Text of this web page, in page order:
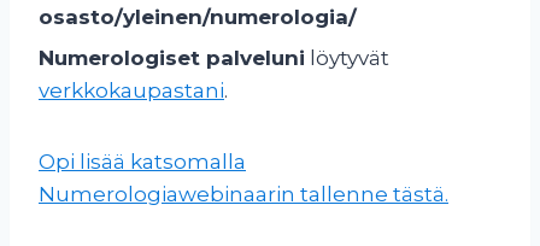
osasto/yleinen/numerologia/
Numerologiset palveluni löytyvät
verkkokaupastani.
Opi lisää katsomalla
Numerologiawebinaarin tallenne tästä.